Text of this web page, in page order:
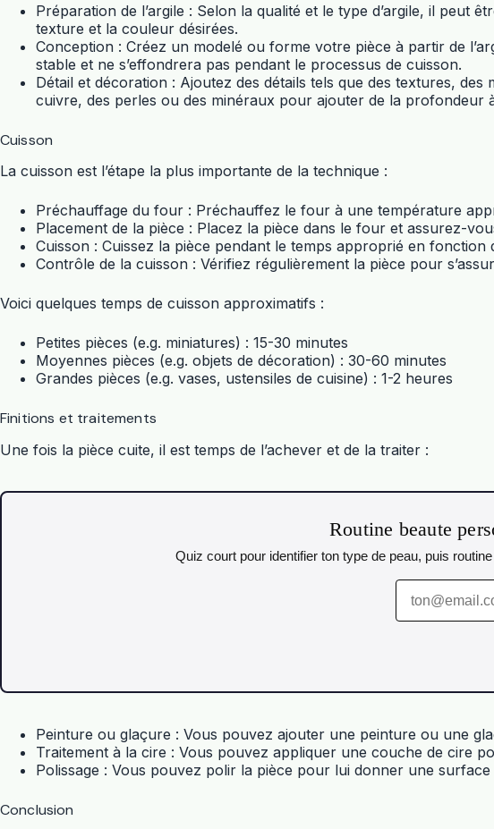
Préparation de l’argile : Selon la qualité et le type d’argile, il peut
texture et la couleur désirées.
Conception : Créez un modelé ou forme votre pièce à partir de
stable et ne s’effondrera pas pendant le processus de cuisson.
Détail et décoration : Ajoutez des détails tels que des textures,
cuivre, des perles ou des minéraux pour ajouter de la profondeur
Cuisson
La cuisson est l’étape la plus importante de la technique :
Préchauffage du four : Préchauffez le four à une température
Placement de la pièce : Placez la pièce dans le four et assurez-
Cuisson : Cuissez la pièce pendant le temps approprié en fonction
Contrôle de la cuisson : Vérifiez régulièrement la pièce pour
Voici quelques temps de cuisson approximatifs :
Petites pièces (e.g. miniatures) : 15-30 minutes
Moyennes pièces (e.g. objets de décoration) : 30-60 minutes
Grandes pièces (e.g. vases, ustensiles de cuisine) : 1-2 heures
Finitions et traitements
Une fois la pièce cuite, il est temps de l’achever et de la traiter :
Routine beaute
Quiz court pour identifier ton type de peau, puis
Peinture ou glaçure : Vous pouvez ajouter une peinture ou une
Traitement à la cire : Vous pouvez appliquer une couche de cire
Polissage : Vous pouvez polir la pièce pour lui donner une surface
Conclusion